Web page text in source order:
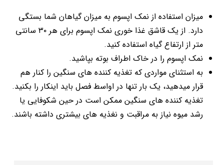
میزان استفاده از نمک اپسوم به میزان گیاهان شما بستگی
دارد. از یک قاشق غذا خوری نمک اپسوم برای هر ۳۰ سانتی
متر از ارتفاع گیاه استفاده کنید.
نمک اپسوم را در خاک اطراف بوته بپاشید.
به استثنای مواردی که تغذیه­ کننده­ های سنگین را کنار هم
قرار می­دهید، یک بار تنها در اواسط فصل باید اینکار را بکنید.
تغذیه­ کننده ­های سنگین ممکن است در حین شکوفایی یا
رشد میوه نیاز به مراقبت و نغذیه های بیشتری داشته باشند.